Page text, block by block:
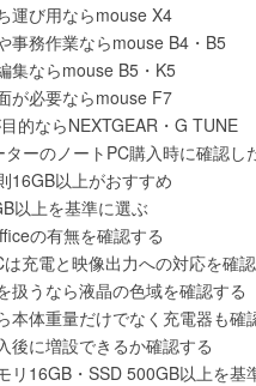
運び用ならmouse X4
事務作業ならmouse B4・B5
集ならmouse B5・K5
が必要ならmouse F7
的ならNEXTGEAR・G TUNE
ーのノートPC購入時に確認し
16GB以上がおすすめ
以上を基準に選ぶ
の有無を確認する
充電と映像出力への対応を確
扱うなら液晶の色域を確認する
本体重量だけでなく充電器も確
後に増設できるか確認する
リ16GB・SSD 500GB以上を基